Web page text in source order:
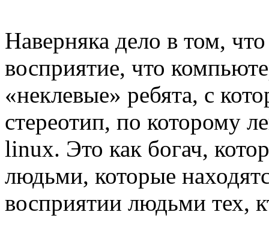
Наверняка дело в том,
восприятие, что
«неклевые» ребята, с
стереотип, по которому
linux. Это как богач,
людьми, которые
восприятии людьми тех,